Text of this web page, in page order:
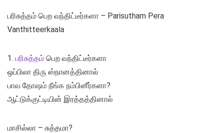
பரிசுத்தம் பெற வந்திட்டீர்களா – Parisutham Pera
Vanthitteerkaala
1. பரிசுத்தம் பெற வந்திட்டீர்களா
ஒப்பிலா திரு ஸ்நானத்தினால்
பாவ தோஷம் நீங்க நம்பினீர்களா?
ஆட்டுக்குட்டியின் இரத்தத்தினால்
மாசில்லா – சுத்தமா?